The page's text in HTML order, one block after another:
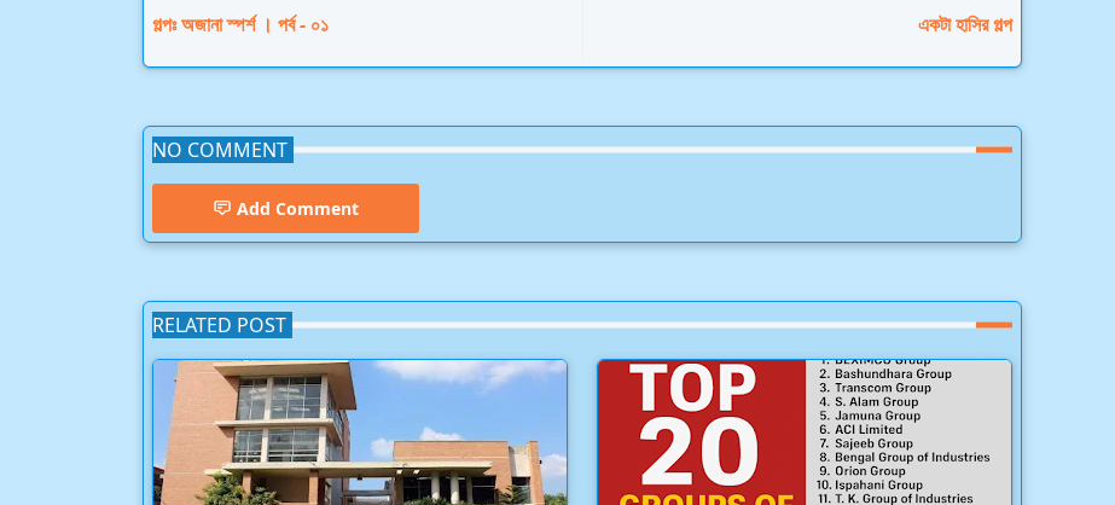
গল্পঃ অজানা স্পর্শ । পর্ব - ০১ একটা হাসির গল্প
NO COMMENT
Add Comment
RELATED POST